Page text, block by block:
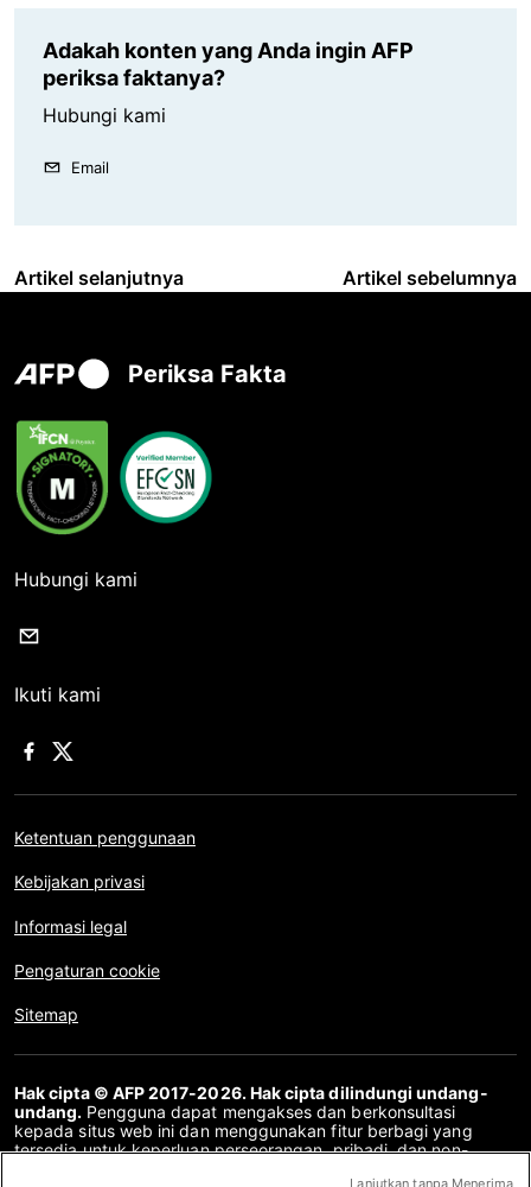
Adakah konten yang Anda ingin AFP
periksa faktanya?
Hubungi kami
Email
Artikel selanjutnya Artikel sebelumnya
Periksa Fakta
Hubungi kami
Ikuti kami
Ketentuan penggunaan
Kebijakan privasi
Informasi legal
Pengaturan cookie
Sitemap
Hak cipta © AFP 2017-2026. Hak cipta dilindungi undang-
undang. Pengguna dapat mengakses dan berkonsultasi
kepada situs web ini dan menggunakan fitur berbagi yang
tersedia untuk keperluan perseorangan, pribadi, dan non-
Lanjutkan tanpa Menerima